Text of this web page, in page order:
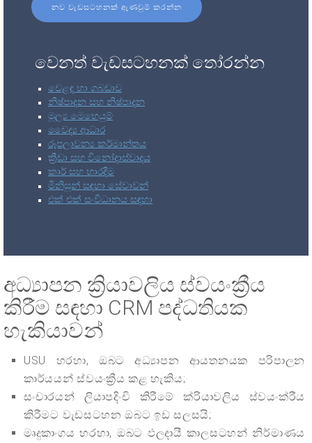
නව වැඩසටහනක් ඇණවුම් කරන්න
වෙනත් වැඩසටහනක් තෝරන්න
වෙළඳ හා ගබඩාව
නිෂ්පාදන සහ නිෂ්පාදන
මූල්‍ය මෙහෙයුම්
වෛද්‍ය ආධාර
රූපලාවන්‍ය කර්මාන්තය
ක්‍රීඩා සහ විනෝදාස්වාදය
කාර් සහ භාරදීම
මිනිසුන් සඳහා සේවාවන්
එක් එක් සංවිධානය සඳහා
අධ්‍යාපන ක්‍රියාවලිය ස්වයංක්‍රීය
කිරීම සඳහා CRM පද්ධතියක
හැකියාවන්
USU හරහා, ඔබට අධ්‍යාපන ආයතනයක පරිපාලන
කාර්යයන් ස්වයංක්‍රීය කළ හැකිය;
සංචාරයන් ලියාපදිංචි කිරීමේ ක්රියාවලිය ස්වයංක්රීය
කිරීමට වැඩසටහන ඔබට ඉඩ සලසයි;
මෘදුකාංගය හරහා, ඔබට ඵලදායී කාලසටහන් නිර්මාණය